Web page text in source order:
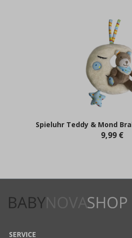
Spieluhr Teddy & Mond
9,99 €
SERVICE